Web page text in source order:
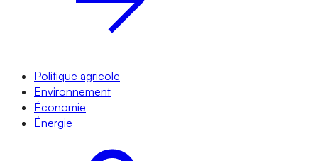
Politique agricole
Environnement
Économie
Énergie